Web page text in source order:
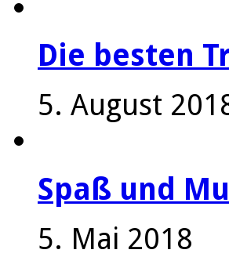
Die besten
5. August
Spaß und
5. Mai 2018